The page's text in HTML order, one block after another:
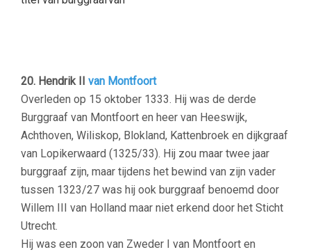
20. Hendrik II van Montfoort
Overleden op 15 oktober 1333. Hij was de derde
Burggraaf van Montfoort en heer van Heeswijk,
Achthoven, Wiliskop, Blokland, Kattenbroek en dijkgraaf
van Lopikerwaard (1325/33). Hij zou maar twee jaar
burggraaf zijn, maar tijdens het bewind van zijn vader
tussen 1323/27 was hij ook burggraaf benoemd door
Willem III van Holland maar niet erkend door het Sticht
Utrecht.
Hij was een zoon van Zweder I van Montfoort en